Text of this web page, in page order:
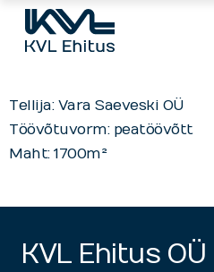
Vara Saeveski
Tellija: Vara Saeveski OÜ
Töövõtuvorm: peatöövõtt
Maht: 1700m²
KVL Ehitus OÜ